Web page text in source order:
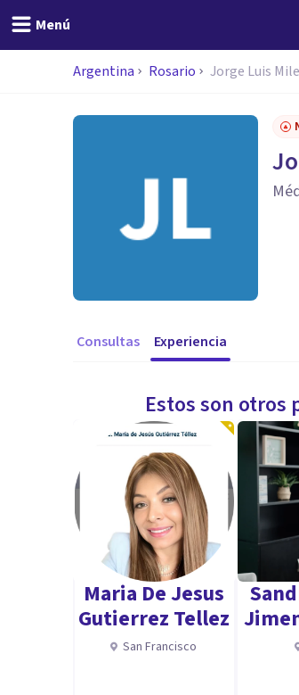
Menú
Argentina Rosario Jorge Luis
Consultas Experiencia
Estos son
Maria De Jesus
Gutierrez Tellez
San Francisco